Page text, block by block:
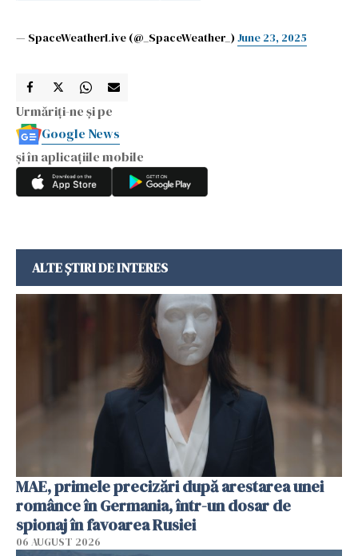
— SpaceWeatherLive (@_SpaceWeather_)June 23, 2025
Urmăriți-ne și pe
Google News
și în aplicațiile mobile
ALTE ȘTIRI DE INTERES
MAE, primele precizări după arestarea unei
românce în Germania, într-un dosar de
spionaj în favoarea Rusiei
06 AUGUST 2026